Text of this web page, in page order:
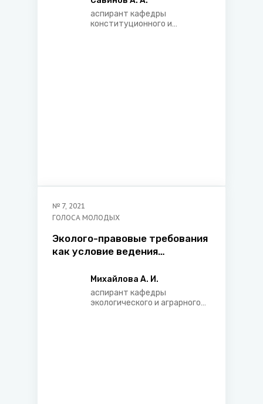
аспирант кафедры
конституционного и
№ 7, 2021
ГОЛОСА МОЛОДЫХ
Эколого-правовые требования
как условие ведения
оказывающей воздействие на
окружающую среду
Михайлова А. И.
аспирант кафедры
экологического и аграрного